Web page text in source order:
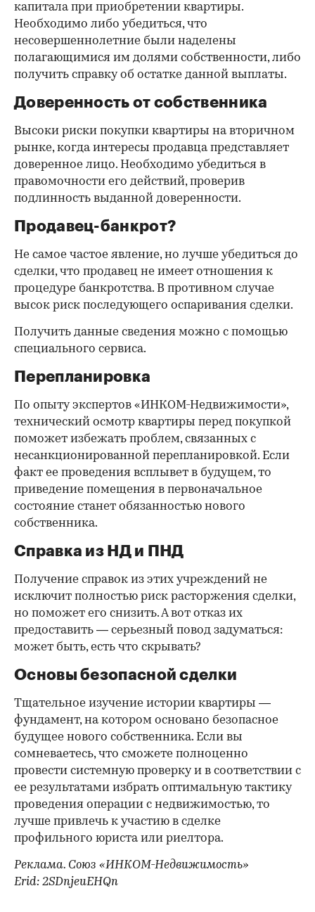
капитала при приобретении квартиры.
Необходимо либо убедиться, что
несовершеннолетние были наделены
полагающимися им долями собственности, либо
получить справку об остатке данной выплаты.
Доверенность от собственника
Высоки риски покупки квартиры на вторичном
рынке, когда интересы продавца представляет
доверенное лицо. Необходимо убедиться в
правомочности его действий, проверив
подлинность выданной доверенности.
Продавец-банкрот?
Не самое частое явление, но лучше убедиться до
сделки, что продавец не имеет отношения к
процедуре банкротства. В противном случае
высок риск последующего оспаривания сделки.
Получить данные сведения можно с помощью
специального сервиса.
Перепланировка
По опыту экспертов «ИНКОМ-Недвижимости»,
технический осмотр квартиры перед покупкой
поможет избежать проблем, связанных с
несанкционированной перепланировкой. Если
факт ее проведения всплывет в будущем, то
приведение помещения в первоначальное
состояние станет обязанностью нового
собственника.
Справка из НД и ПНД
Получение справок из этих учреждений не
исключит полностью риск расторжения сделки,
но поможет его снизить. А вот отказ их
предоставить — серьезный повод задуматься:
может быть, есть что скрывать?
Основы безопасной сделки
Тщательное изучение истории квартиры —
фундамент, на котором основано безопасное
будущее нового собственника. Если вы
сомневаетесь, что сможете полноценно
провести системную проверку и в соответствии с
ее результатами избрать оптимальную тактику
проведения операции с недвижимостью, то
лучше привлечь к участию в сделке
профильного юриста или риелтора.
Реклама. Союз «ИНКОМ-Недвижимость»
Erid: 2SDnjeuEHQn